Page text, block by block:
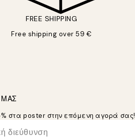
FREE SHIPPING
Free shipping over 59 €
στα poster στην επόμενη αγορά σας!